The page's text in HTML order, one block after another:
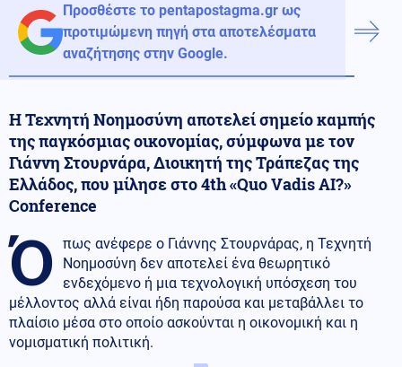
Προσθέστε το pentapostagma.gr ως
προτιμώμενη πηγή στα αποτελέσματα
αναζήτησης στην Google.
Η Τεχνητή Νοημοσύνη αποτελεί σημείο καμπής
της παγκόσμιας οικονομίας, σύμφωνα με τον
Γιάννη Στουρνάρα, Διοικητή της Τράπεζας της
Ελλάδος, που μίλησε στο 4th «Quo Vadis AI?»
Conference
Ό
πως ανέφερε ο Γιάννης Στουρνάρας, η Τεχνητή
Νοημοσύνη δεν αποτελεί ένα θεωρητικό
ενδεχόμενο ή μια τεχνολογική υπόσχεση του
μέλλοντος αλλά είναι ήδη παρούσα και μεταβάλλει το
πλαίσιο μέσα στο οποίο ασκούνται η οικονομική και η
νομισματική πολιτική.